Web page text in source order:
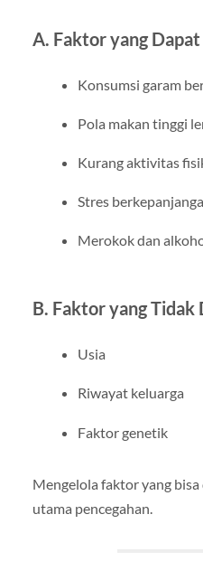
A. Faktor yang
Konsumsi garam
Pola makan tinggi
Kurang aktivitas
Stres
Merokok dan
B. Faktor yang
Usia
Riwayat keluarga
Faktor genetik
Mengelola faktor yang
utama pencegahan.